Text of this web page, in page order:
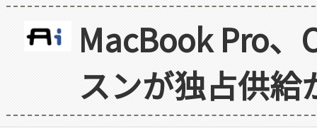
MacBook Pro
スンが独占供給